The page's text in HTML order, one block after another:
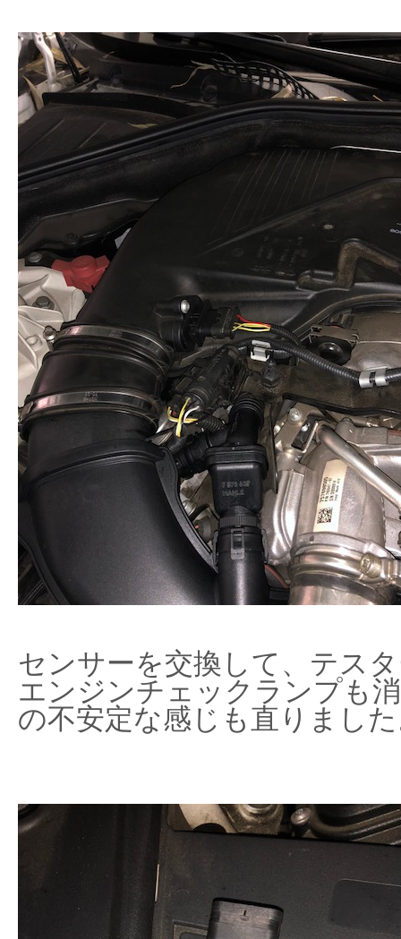
センサーを交換して、テス
エンジンチェックランプも
の不安定な感じも直りまし